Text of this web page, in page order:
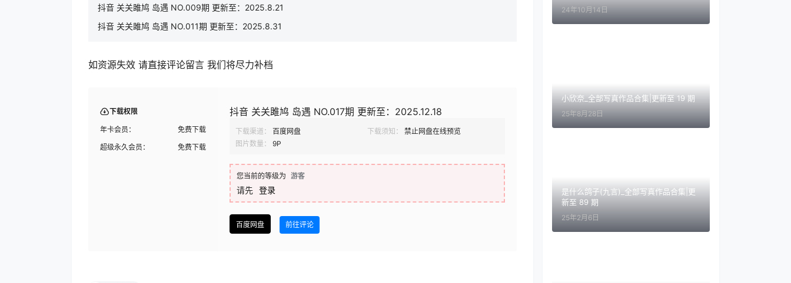
抖音 关关雎鸠 岛遇 NO.009期 更新至：2025.8.21
抖音 关关雎鸠 岛遇 NO.011期 更新至：2025.8.31
如资源失效 请直接评论留言 我们将尽力补档
下载权限
年卡会员：
免费下载
超级永久会员：
免费下载
抖音 关关雎鸠 岛遇 NO.017期 更新至：2025.12.18
下载渠道： 百度网盘 下载须知：
禁止网盘在线预览
图片数量：
9P
您当前的等级为 游客
请先 登录
百度网盘 前往评论
24年10月14日
小欣奈_全部写真作品合集|更新至 19 期
25年8月28日
是什么鸽子(九言)_全部写真作品合集|更
新至 89 期
25年2月6日